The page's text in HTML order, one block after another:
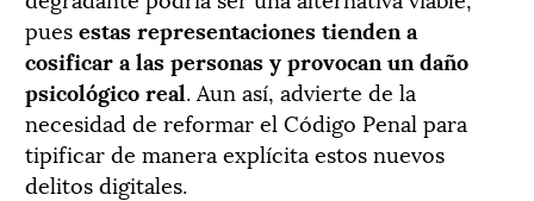
puesestas representaciones tienden a
cosificar a las personas y provocan un daño
psicológico real. Aun así, advierte de la
necesidad de reformar el Código Penal para
tipificar de manera explícita estos nuevos
delitos digitales.